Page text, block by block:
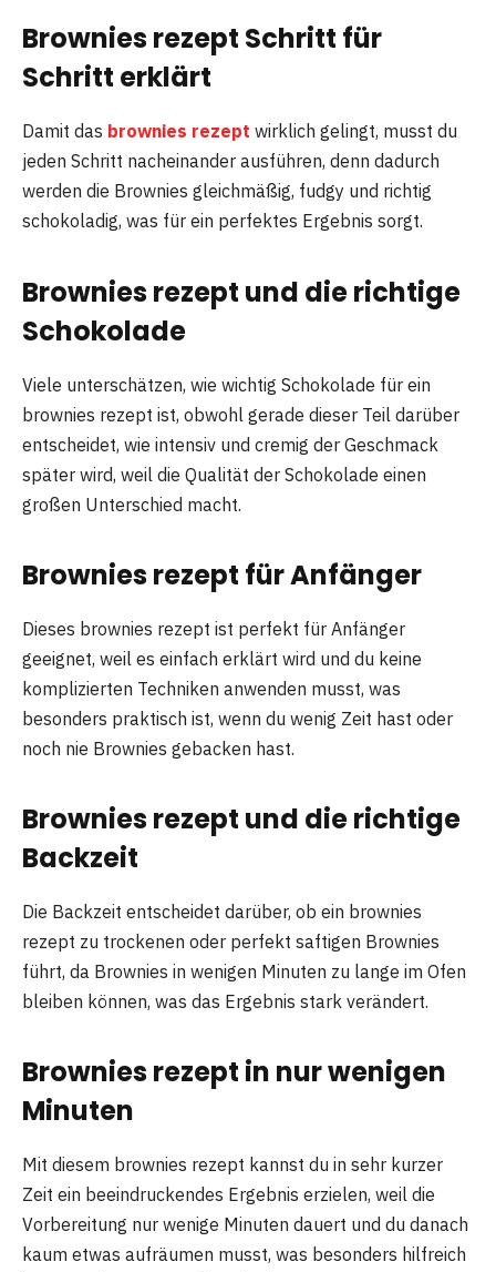
Brownies rezept Schritt für
Schritt erklärt
Damit das brownies rezept wirklich gelingt, musst du
jeden Schritt nacheinander ausführen, denn dadurch
werden die Brownies gleichmäßig, fudgy und richtig
schokoladig, was für ein perfektes Ergebnis sorgt.
Brownies rezept und die richtige
Schokolade
Viele unterschätzen, wie wichtig Schokolade für ein
brownies rezept ist, obwohl gerade dieser Teil darüber
entscheidet, wie intensiv und cremig der Geschmack
später wird, weil die Qualität der Schokolade einen
großen Unterschied macht.
Brownies rezept für Anfänger
Dieses brownies rezept ist perfekt für Anfänger
geeignet, weil es einfach erklärt wird und du keine
komplizierten Techniken anwenden musst, was
besonders praktisch ist, wenn du wenig Zeit hast oder
noch nie Brownies gebacken hast.
Brownies rezept und die richtige
Backzeit
Die Backzeit entscheidet darüber, ob ein brownies
rezept zu trockenen oder perfekt saftigen Brownies
führt, da Brownies in wenigen Minuten zu lange im Ofen
bleiben können, was das Ergebnis stark verändert.
Brownies rezept in nur wenigen
Minuten
Mit diesem brownies rezept kannst du in sehr kurzer
Zeit ein beeindruckendes Ergebnis erzielen, weil die
Vorbereitung nur wenige Minuten dauert und du danach
kaum etwas aufräumen musst, was besonders hilfreich